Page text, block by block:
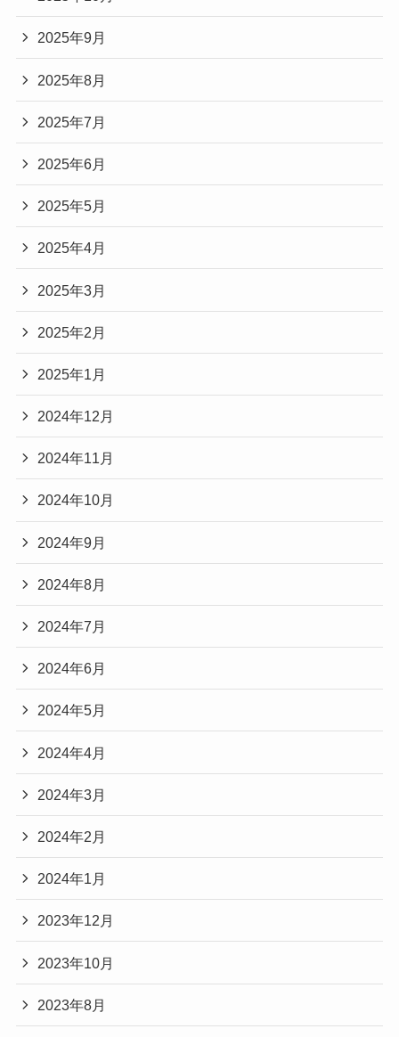
2025年9月
2025年8月
2025年7月
2025年6月
2025年5月
2025年4月
2025年3月
2025年2月
2025年1月
2024年12月
2024年11月
2024年10月
2024年9月
2024年8月
2024年7月
2024年6月
2024年5月
2024年4月
2024年3月
2024年2月
2024年1月
2023年12月
2023年10月
2023年8月